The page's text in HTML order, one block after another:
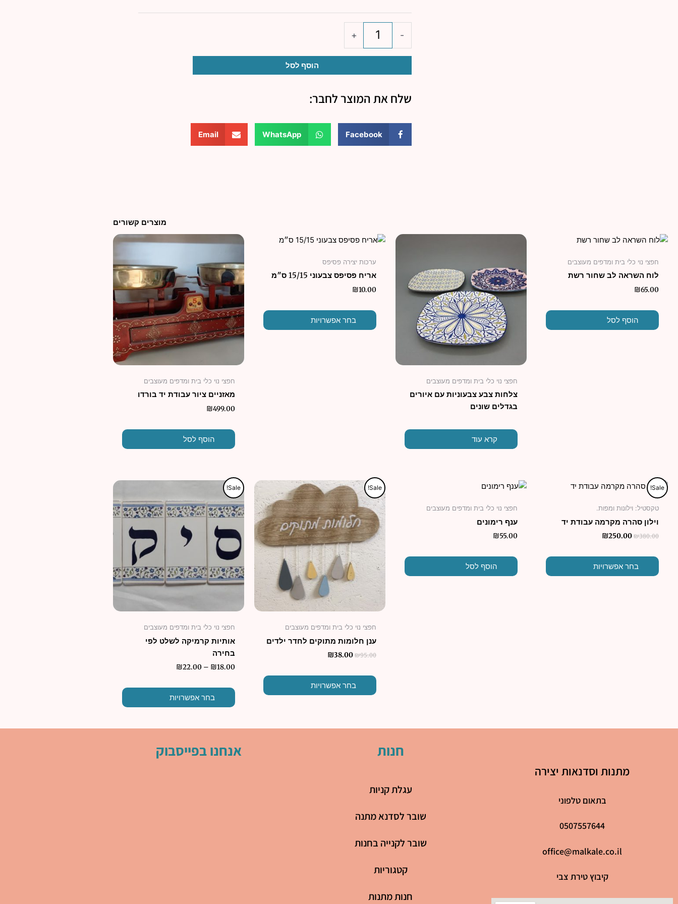
-
מלבן
+
הוסף לסל
שלח את המוצר לחבר:
Facebook
WhatsApp
Email
מוצרים קשורים
חפצי נוי כלי בית ומדפים מעוצבים
לוח השראה לב שחור רשת
₪65.00
הוסף לסל
חפצי נוי כלי בית ומדפים מעוצבים
צלחות צבע צבעוניות עם איורים
בגדלים שונים
קרא עוד
ערכות יצירה פסיפס
אריח פסיפס צבעוני 15/15 ס״מ
₪10.00
בחר אפשרויות
לבחור
את
האפשרויות
המוצר
חפצי נוי כלי בית ומדפים מעוצבים
מאזניים ציור עבודת יד בורדו
₪499.00
הוסף לסל
Sale!
טקסטיל: וילונות ומפות.
וילון סהרה מקרמה עבודת יד
₪380.00
המחיר
המקורי
₪380.00.
₪250.00
המחיר
₪250.00.
בחר אפשרויות
לבחור
את
חפצי נוי כלי בית ומדפים מעוצבים
ענף רימונים
₪55.00
הוסף לסל
Sale!
חפצי נוי כלי בית ומדפים מעוצבים
ענן חלומות מתוקים לחדר ילדים
₪95.00
המחיר
המקורי
היה:
₪95.00.
₪38.00
המחיר
הנוכחי
הוא:
₪38.00.
בחר אפשרויות
למוצר
זה
יש
מספר
סוגים.
ניתן
את
האפשרויות
בעמוד
המוצר
Sale!
חפצי נוי כלי בית ומדפים מעוצבים
אותיות קרמיקה לשלט לפי
בחירה
₪18.00
–
₪22.00
עד
בחר אפשרויות
למוצר
זה
יש
סוגים.
את
האפשרויות
המוצר
מתנות וסדנאות יצירה
בתאום טלפוני
0507557644
office@malkale.co.il
קיבוץ טירת צבי
חנות
עגלת קניות
שובר לסדנא מתנה
שובר לקנייה בחנות
קטגוריות
חנות מתנות
אנחנו בפייסבוק